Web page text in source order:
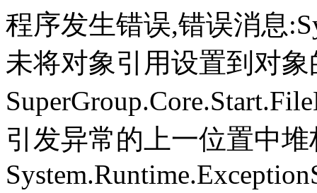
程序发生错误,错误消息
未将对象引用设置到对
引发异常的上一位置中